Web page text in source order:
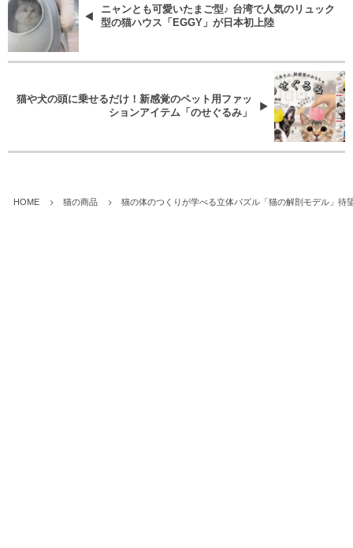
ニャンとも可愛いたまご型♪ 台湾で人気のリュック
型の猫ハウス「EGGY」が日本初上陸
猫や犬の頭に乗せるだけ！新感覚のペット用ファッ
ションアイテム「のせぐるみ」
HOME 猫の商品 猫の体のつくりが学べる立体パズル「猫の解剖モデル」待